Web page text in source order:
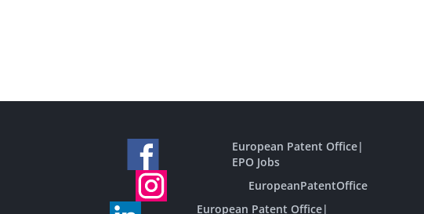
European Patent Office|
EPO Jobs
EuropeanPatentOffice
European Patent Office|